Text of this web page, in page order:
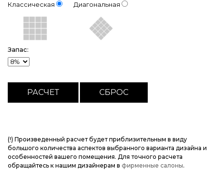
Классическая
Диагональная
Запас:
(!) Произведенный расчет будет приблизительным в виду
большого количества аспектов выбранного варианта дизайна и
особенностей вашего помещения. Для точного расчета
обращайтесь к нашим дизайнерам в фирменные салоны.